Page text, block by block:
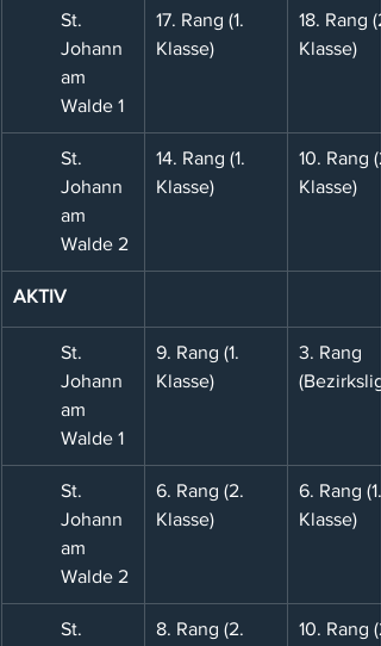
St.
Johann
am
Walde 1
17. Rang (1.
Klasse)
18. Rang
Klasse)
St.
Johann
am
Walde 2
14. Rang (1.
Klasse)
10. Rang
Klasse)
AKTIV
St.
Johann
am
Walde 1
9. Rang (1.
Klasse)
3. Rang
St.
Johann
am
Walde 2
6. Rang (2.
Klasse)
6. Rang (1.
Klasse)
St.
8. Rang (2.
10. Rang